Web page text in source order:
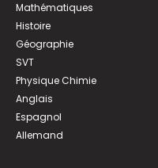
Mathématiques
Histoire
Géographie
SVT
Physique Chimie
Anglais
Espagnol
Allemand